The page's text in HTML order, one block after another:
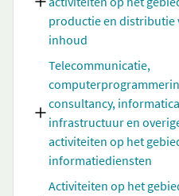
productie en distributie
inhoud
Telecommunicatie,
consultancy,
infrastructuur en
activiteiten op het
informatiediensten
Activiteiten op het